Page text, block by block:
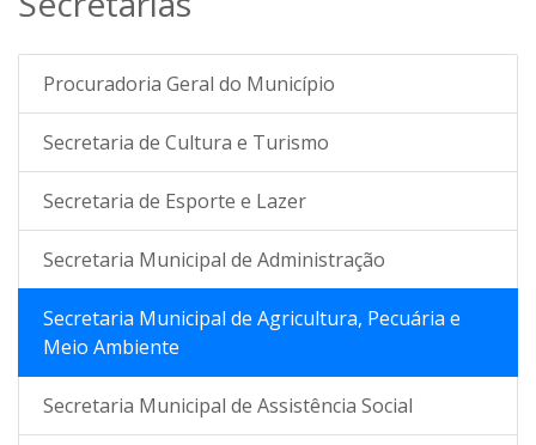
Procuradoria Geral do Município
Secretaria de Cultura e Turismo
Secretaria de Esporte e Lazer
Secretaria Municipal de Administração
Secretaria Municipal de Agricultura, Pecuária e
Meio Ambiente
Secretaria Municipal de Assistência Social